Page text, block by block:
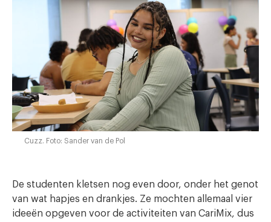
Cuzz. Foto: Sander van de Pol
De studenten kletsen nog even door, onder het genot
van wat hapjes en drankjes. Ze mochten allemaal vier
ideeën opgeven voor de activiteiten van CariMix, dus